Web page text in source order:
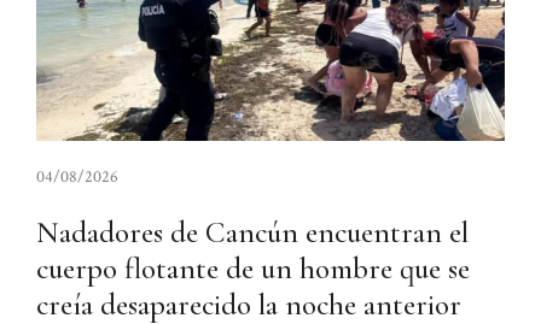
04/08/2026
Nadadores de Cancún encuentran el
cuerpo flotante de un hombre que se
creía desaparecido la noche anterior